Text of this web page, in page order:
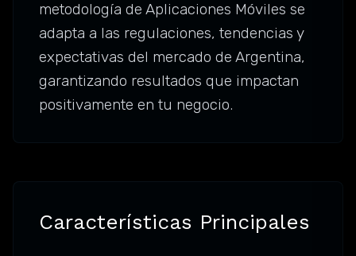
metodología de Aplicaciones Móviles se
adapta a las regulaciones, tendencias y
expectativas del mercado de Argentina,
garantizando resultados que impactan
positivamente en tu negocio.
Características Principales